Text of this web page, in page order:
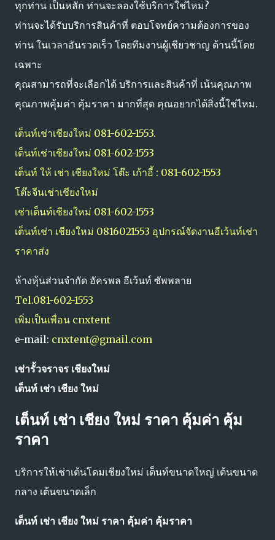
ทุกท่าน เป็นหลัก ท่านจะลองใช้บริการใช่ไหม?
ท่านจะได้รับบริการสินค้าที่ ตอบโจทย์ความต้องการของ
ท่าน ในเวลาอันรวดเร็ว โดยทีมงานผู้เชียวชาญ ด้านนี้โดย
เฉพาะ
คุณสามารถที่จะเลือกได้ บริการและสินค้าที่ เน้นคุณภาพ
คุณภาพคุ้มค่า คุ้มราคา มากที่สุด คุณอยากได้สิ่งนี้ใช่ไหม.
เต็นท์เช่าเชียงใหม่ 081-602-1553.
เต็นท์เช่าเชียงใหม่ 081-602-1553
เต็นท์ ให้ เช่า เชียงใหม่ โต๊ะ เก้าอี้ : 081-602-1553
โต๊ะจีนเช่าเชียงใหม่
เช่าเต็นท์เชียงใหม่ 081-602-1553
เต็นท์เช่า เชียงใหม่ 0816021553 อุปกรณ์จัดงานอีเว้นท์เช่า
ราคาส่ง
ห้างหุ้นส่วนจำกัด อัครพล อีเว้นท์ ซัพพลาย
Tel.081-602-1553
เพิ่มเป็นเพื่อน cnxtent
e-mail: cnxtent@gmail.com
เช่ารั้วจราจร เชียงใหม่
เต็นท์ เช่า เชียง ใหม่
เต็นท์ เช่า เชียง ใหม่ ราคา คุ้มค่า คุ้ม
ราคา
บริการให้เช่าเต้นโดมเชียงใหม่ เต็นท์ขนาดใหญ่ เต้นขนาด
กลาง​ เต้นขนาด​เล็ก
เต็นท์ เช่า เชียง ใหม่ ราคา คุ้มค่า คุ้มราคา